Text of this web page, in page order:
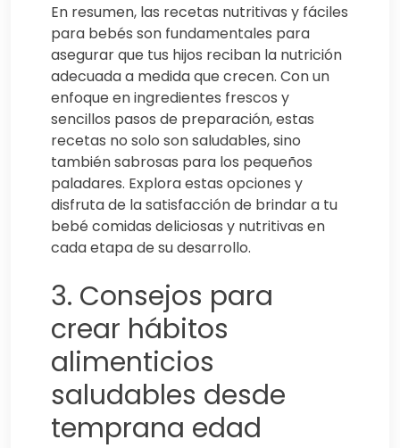
En resumen, las recetas nutritivas y fáciles
para bebés son fundamentales para
asegurar que tus hijos reciban la nutrición
adecuada a medida que crecen. Con un
enfoque en ingredientes frescos y
sencillos pasos de preparación, estas
recetas no solo son saludables, sino
también sabrosas para los pequeños
paladares. Explora estas opciones y
disfruta de la satisfacción de brindar a tu
bebé comidas deliciosas y nutritivas en
cada etapa de su desarrollo.
3. Consejos para
crear hábitos
alimenticios
saludables desde
temprana edad